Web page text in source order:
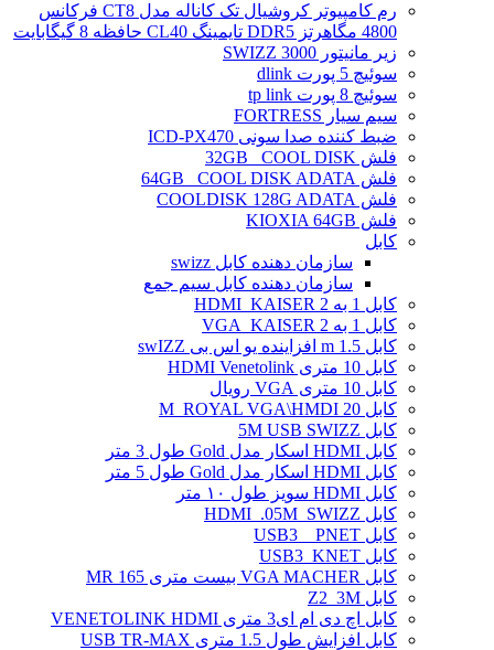
رم کامپیوتر کروشیال تک کاناله مدل CT8 فرکانس
4800 مگاهرتز DDR5 تایمینگ CL40 حافظه 8 گیگابایت
زیر مانیتور SWIZZ 3000
سوئیچ 5 پورت dlink
سوئیچ 8 پورت tp link
سیم سیار FORTRESS
ضبط کننده صدا سونی ICD-PX470
فلش 32GB _COOL DISK
فلش 64GB _COOL DISK ADATA
فلش COOLDISK 128G ADATA
فلش KIOXIA 64GB
کابل
سازمان دهنده کابل swizz
سازمان دهنده کابل سیم جمع
کابل 1 به 2 HDMI_KAISER
کابل 1 به 2 VGA_KAISER
کابل 1.5 m افزاینده یو اس بی swIZZ
کابل 10 متری HDMI Venetolink
کابل 10 متری VGA رویال
کابل 20 M_ROYAL VGA\HMDI
کابل 5M USB SWIZZ
کابل HDMI اسکار مدل Gold طول 3 متر
کابل HDMI اسکار مدل Gold طول 5 متر
کابل HDMI سویز طول ۱۰ متر
کابل HDMI_.05M_SWIZZ
کابل USB3 _ PNET
کابل USB3_KNET
کابل VGA MACHER بیست متری MR 165
کابل Z2_3M
کابل اچ دی ام ای3 متری VENETOLINK HDMI
کابل افزایش طول 1.5 متری USB TR-MAX